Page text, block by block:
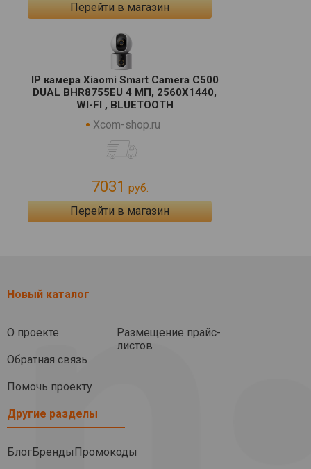
Перейти в магазин
IP камера Xiaomi Smart Camera C500
DUAL BHR8755EU 4 МП, 2560X1440,
WI-FI , BLUETOOTH
Xcom-shop.ru
7031 руб.
Перейти в магазин
Новый каталог
О проекте
Обратная связь
Помочь проекту
Размещение прайс-
листов
Другие разделы
БлогБрендыПромокоды